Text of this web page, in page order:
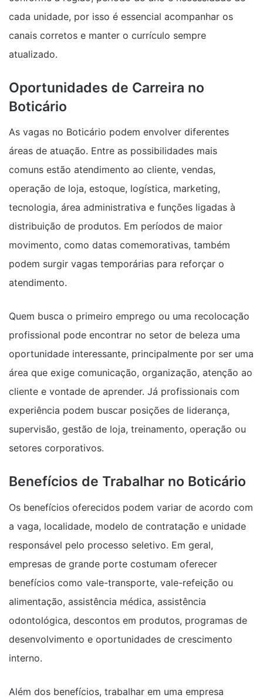
cada unidade, por isso é essencial acompanhar os
canais corretos e manter o currículo sempre
atualizado.
Oportunidades de Carreira no
Boticário
As vagas no Boticário podem envolver diferentes
áreas de atuação. Entre as possibilidades mais
comuns estão atendimento ao cliente, vendas,
operação de loja, estoque, logística, marketing,
tecnologia, área administrativa e funções ligadas à
distribuição de produtos. Em períodos de maior
movimento, como datas comemorativas, também
podem surgir vagas temporárias para reforçar o
atendimento.
Quem busca o primeiro emprego ou uma recolocação
profissional pode encontrar no setor de beleza uma
oportunidade interessante, principalmente por ser uma
área que exige comunicação, organização, atenção ao
cliente e vontade de aprender. Já profissionais com
experiência podem buscar posições de liderança,
supervisão, gestão de loja, treinamento, operação ou
setores corporativos.
Benefícios de Trabalhar no Boticário
Os benefícios oferecidos podem variar de acordo com
a vaga, localidade, modelo de contratação e unidade
responsável pelo processo seletivo. Em geral,
empresas de grande porte costumam oferecer
benefícios como vale-transporte, vale-refeição ou
alimentação, assistência médica, assistência
odontológica, descontos em produtos, programas de
desenvolvimento e oportunidades de crescimento
interno.
Além dos benefícios, trabalhar em uma empresa